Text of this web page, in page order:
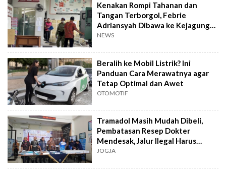
Kenakan Rompi Tahanan dan
Tangan Terborgol, Febrie
Adriansyah Dibawa ke Kejagung
untuk Diperiksa
NEWS
Beralih ke Mobil Listrik? Ini
Panduan Cara Merawatnya agar
Tetap Optimal dan Awet
OTOMOTIF
Tramadol Masih Mudah Dibeli,
Pembatasan Resep Dokter
Mendesak, Jalur Ilegal Harus
Distop
JOGJA